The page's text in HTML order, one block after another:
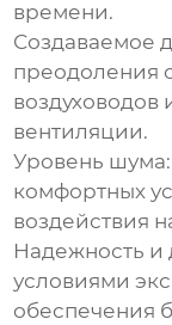
времени.
Создаваемое
преодоления
вентиляции.
Уровень шума:
комфортных
воздействия
Надежность и
условиями
обеспечения